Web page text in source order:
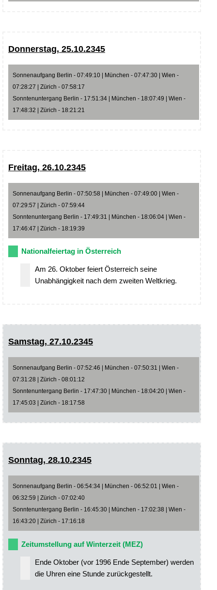
Donnerstag, 25.10.2345
Sonnenaufgang Berlin - 07:49:10 | München - 07:47:30 | Wien -
07:28:27 | Zürich - 07:58:17
Sonntenuntergang Berlin - 17:51:34 | München - 18:07:49 | Wien -
17:48:32 | Zürich - 18:21:21
Freitag, 26.10.2345
Sonnenaufgang Berlin - 07:50:58 | München - 07:49:00 | Wien -
07:29:57 | Zürich - 07:59:44
Sonntenuntergang Berlin - 17:49:31 | München - 18:06:04 | Wien -
17:46:47 | Zürich - 18:19:39
Nationalfeiertag in Österreich
Am 26. Oktober feiert Österreich seine
Unabhängigkeit nach dem zweiten Weltkrieg.
Samstag, 27.10.2345
Sonnenaufgang Berlin - 07:52:46 | München - 07:50:31 | Wien -
07:31:28 | Zürich - 08:01:12
Sonntenuntergang Berlin - 17:47:30 | München - 18:04:20 | Wien -
17:45:03 | Zürich - 18:17:58
Sonntag, 28.10.2345
Sonnenaufgang Berlin - 06:54:34 | München - 06:52:01 | Wien -
06:32:59 | Zürich - 07:02:40
Sonntenuntergang Berlin - 16:45:30 | München - 17:02:38 | Wien -
16:43:20 | Zürich - 17:16:18
Zeitumstellung auf Winterzeit (MEZ)
Ende Oktober (vor 1996 Ende September) werden
die Uhren eine Stunde zurückgestellt.